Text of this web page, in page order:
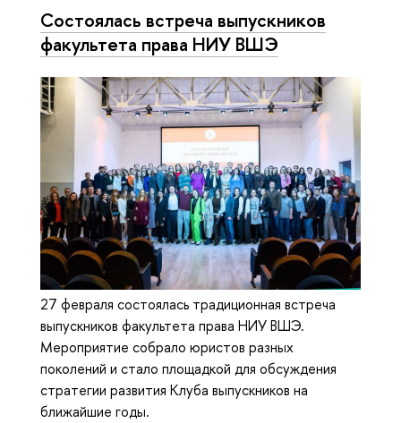
Состоялась встреча выпускников
факультета права НИУ ВШЭ
27 февраля состоялась традиционная встреча
выпускников факультета права НИУ ВШЭ.
Мероприятие собрало юристов разных
поколений и стало площадкой для обсуждения
стратегии развития Клуба выпускников на
ближайшие годы.